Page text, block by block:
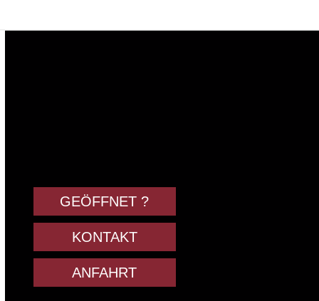
GEÖFFNET ?
KONTAKT
ANFAHRT